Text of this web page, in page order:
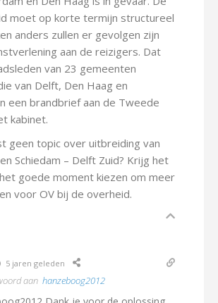
moet op korte termijn structureel
anders zullen er gevolgen zijn
aan de reizigers. Dat
van 23 gemeenten
van Delft, Den Haag en
een brandbrief aan de Tweede
kabinet.
geen topic over uitbreiding van
Schiedam – Delft Zuid? Krijg het
goede moment kiezen om meer
voor OV bij de overheid.
5 jaren geleden
aan hanzeboog2012